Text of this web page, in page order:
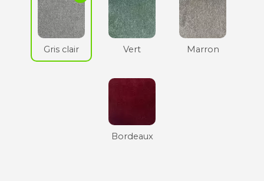
Gris clair Vert Marron
Bordeaux